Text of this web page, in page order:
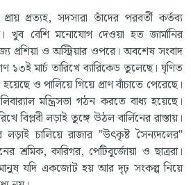
প্রত্যহ, সদস্যরা তাঁদের পরবর্তী কর্তব্য
বেশি মনোযোগ দেওয়া হত জার্মানির
প্রশিয়া ও অস্ট্রিয়ার ওপরে। অবশেষ সংবাদ
১৩ই মার্চ তারিখে ব্যারিকেড তুলেছে। ঘৃণিত
ও পালিয়ে গিয়ে প্রাণ বাঁচাতে পেরেছে।
মন্ত্রিসভা গঠন করতে বাধ্য হয়েছে।
বিপ্লবী লড়াই তুঙ্গে উঠল বার্লিনের রাস্তায়।
লড়াই চালিয়ে রাজার "উৎকৃষ্ট সৈন্যদলের"
শ্রমিক, কারিগর, পেটিবুর্জোয়া ও ছাত্ররা।
মানুষ যদি একজোট হয় আর দৃঢ় সংকল্প নিয়ে